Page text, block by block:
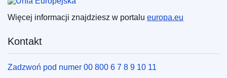
Więcej informacji znajdziesz w portalu europa.eu
Kontakt
Zadzwoń pod numer 00 800 6 7 8 9 10 11